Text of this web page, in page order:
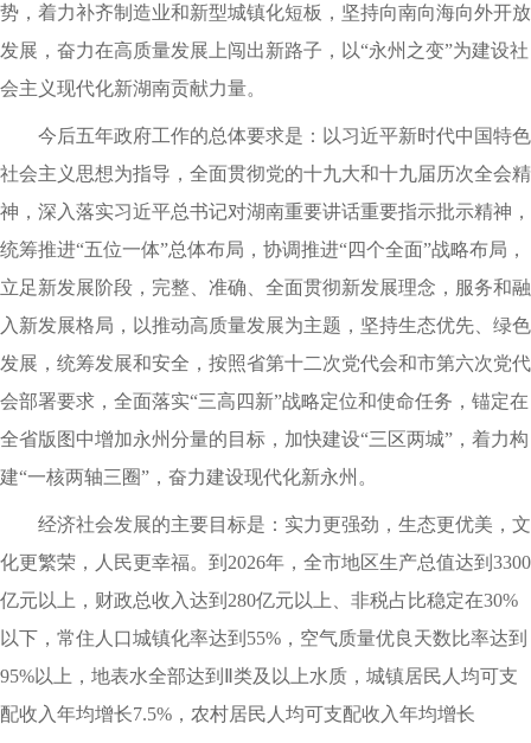
势，着力补齐制造业和新型城镇化短板，坚持向南向海向外开放
发展，奋力在高质量发展上闯出新路子，以“永州之变”为建设社
会主义现代化新湖南贡献力量。
今后五年政府工作的总体要求是：以习近平新时代中国特色
社会主义思想为指导，全面贯彻党的十九大和十九届历次全会精
神，深入落实习近平总书记对湖南重要讲话重要指示批示精神，
统筹推进“五位一体”总体布局，协调推进“四个全面”战略布局，
立足新发展阶段，完整、准确、全面贯彻新发展理念，服务和融
入新发展格局，以推动高质量发展为主题，坚持生态优先、绿色
发展，统筹发展和安全，按照省第十二次党代会和市第六次党代
会部署要求，全面落实“三高四新”战略定位和使命任务，锚定在
全省版图中增加永州分量的目标，加快建设“三区两城”，着力构
建“一核两轴三圈”，奋力建设现代化新永州。
经济社会发展的主要目标是：实力更强劲，生态更优美，文
化更繁荣，人民更幸福。到2026年，全市地区生产总值达到3300
亿元以上，财政总收入达到280亿元以上、非税占比稳定在30%
以下，常住人口城镇化率达到55%，空气质量优良天数比率达到
95%以上，地表水全部达到Ⅱ类及以上水质，城镇居民人均可支
配收入年均增长7.5%，农村居民人均可支配收入年均增长